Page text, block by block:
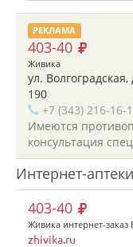
РЕКЛАМА
403-40
Живика
ул. Волгоградская,
190
+7 (343) 216-16-
Имеются
консультация
Интернет-аптеки
403-40
Живика интернет-заказ
zhivika.ru